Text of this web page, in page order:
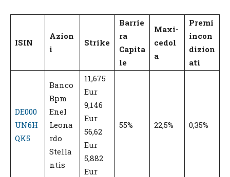
ISIN
Azion
i
Strike
Barrie
ra
Capita
le
Maxi-
cedol
a
Premi
incon
dizion
ati
DE000
UN6H
QK5
Banco
Bpm
Enel
Leona
rdo
Stella
ntis
11,675
Eur
9,146
Eur
56,62
Eur
5,882
Eur
55% 22,5% 0,35%